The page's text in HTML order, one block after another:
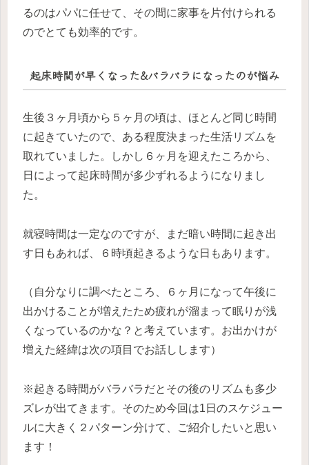
るのはパパに任せて、その間に家事を片付けられる
のでとても効率的です。
起床時間が早くなった&バラバラになったのが悩み
生後３ヶ月頃から５ヶ月の頃は、ほとんど同じ時間
に起きていたので、ある程度決まった生活リズムを
取れていました。しかし６ヶ月を迎えたころから、
日によって起床時間が多少ずれるようになりまし
た。
就寝時間は一定なのですが、まだ暗い時間に起き出
す日もあれば、６時頃起きるような日もあります。
（自分なりに調べたところ、６ヶ月になって午後に
出かけることが増えたため疲れが溜まって眠りが浅
くなっているのかな？と考えています。お出かけが
増えた経緯は次の項目でお話しします）
※起きる時間がバラバラだとその後のリズムも多少
ズレが出てきます。そのため今回は1日のスケジュー
ルに大きく２パターン分けて、ご紹介したいと思い
ます！